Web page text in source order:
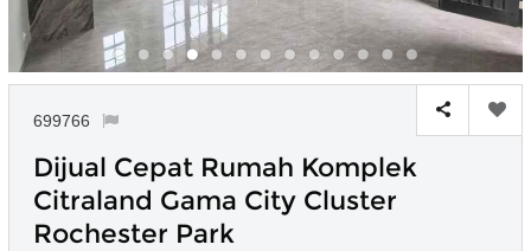
699766
Dijual Cepat Rumah Komplek
Citraland Gama City Cluster
Rochester Park